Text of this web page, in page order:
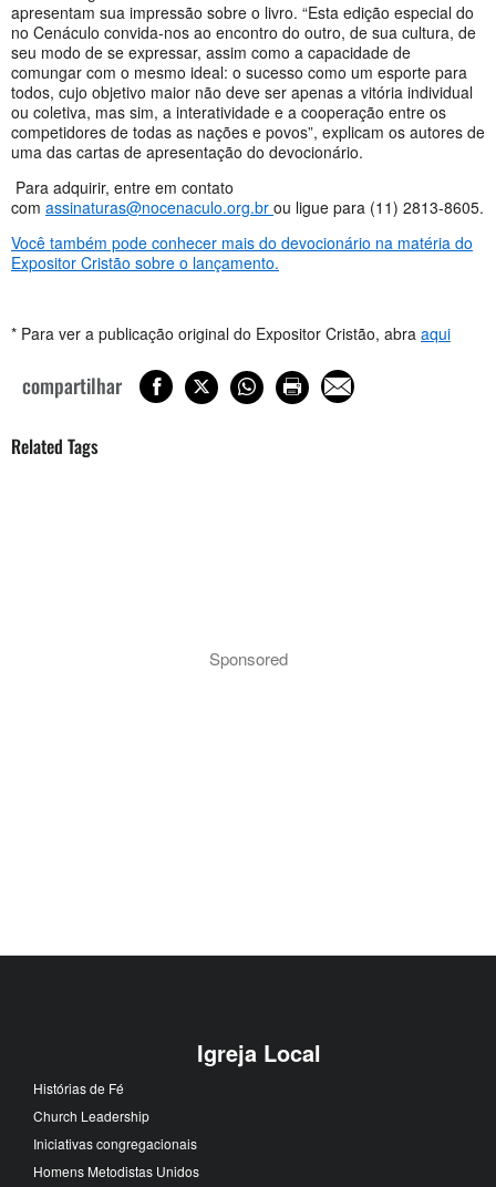
apresentam sua impressão sobre o livro. “Esta edição especial do
no Cenáculo convida-nos ao encontro do outro, de sua cultura, de
seu modo de se expressar, assim como a capacidade de
comungar com o mesmo ideal: o sucesso como um esporte para
todos, cujo objetivo maior não deve ser apenas a vitória individual
ou coletiva, mas sim, a interatividade e a cooperação entre os
competidores de todas as nações e povos”, explicam os autores de
uma das cartas de apresentação do devocionário.
Para adquirir, entre em contato
com assinaturas@nocenaculo.org.br ou ligue para (11) 2813-8605.
Você também pode conhecer mais do devocionário na matéria do
Expositor Cristão sobre o lançamento.
* Para ver a publicação original do Expositor Cristão, abra aqui
compartilhar
Related Tags
Sponsored
Igreja Local
Histórias de Fé
Church Leadership
Iniciativas congregacionais
Homens Metodistas Unidos